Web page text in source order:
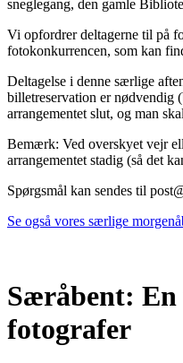
sneglegang, den gamle
Vi opfordrer deltagerne til på
fotokonkurrencen, som kan
Deltagelse i denne særlige
billetreservation er nødvendig
arrangementet slut, og man
Bemærk: Ved overskyet vejr
arrangementet stadig (så det
Spørgsmål kan sendes til
Se også vores særlige
Særåbent:
fotografer